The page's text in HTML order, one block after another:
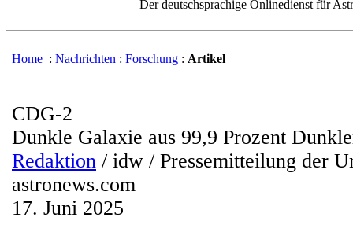
Der deutschsprachige Onlinedienst für
Home : Nachrichten : Forschung : Artikel
CDG-2
Dunkle Galaxie aus 99,9 Prozent
Redaktion / idw / Pressemitteilung der
astronews.com
17. Juni 2025